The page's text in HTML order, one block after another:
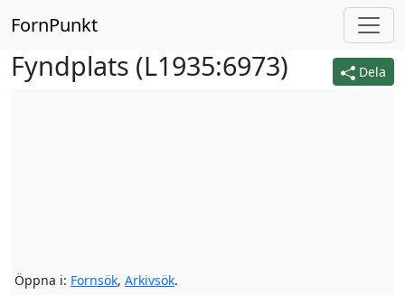
FornPunkt
Dela
Fyndplats (L1935:6973)
Öppna i: Fornsök, Arkivsök.